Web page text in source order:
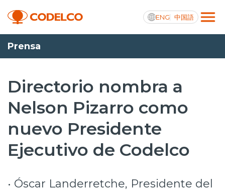
ENG 中国語
Transparencia activa
Nosotros
Operaciones
Proyectos
Prensa
Directorio nombra a
Nelson Pizarro como
nuevo Presidente
Ejecutivo de Codelco
• Óscar Landerretche, Presidente del